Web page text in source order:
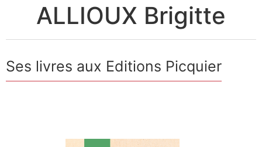
ALLIOUX Brigitte
Ses livres aux Editions Picquier